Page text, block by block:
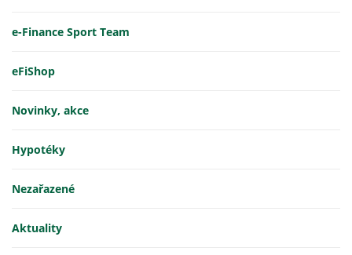
e-Finance Sport Team
eFiShop
Novinky, akce
Hypotéky
Nezařazené
Aktuality